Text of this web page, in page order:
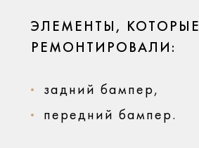
ЭЛЕМЕНТЫ, КОТОРЫЕ
РЕМОНТИРОВАЛИ:
задний бампер,
передний бампер.